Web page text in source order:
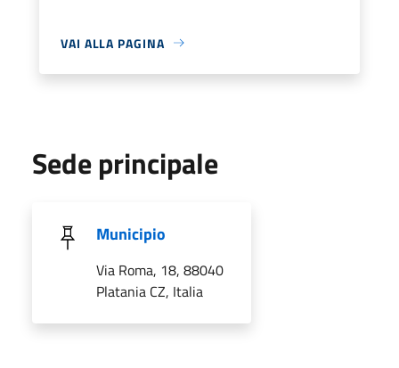
VAI ALLA PAGINA
Sede principale
Municipio
Via Roma, 18, 88040
Platania CZ, Italia